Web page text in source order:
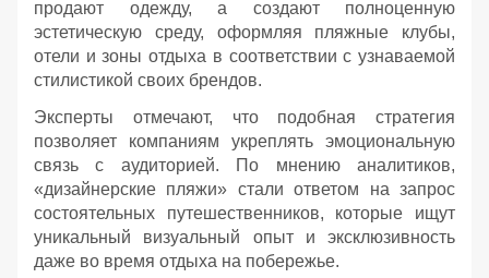
продают одежду, а создают полноценную
эстетическую среду, оформляя пляжные клубы,
отели и зоны отдыха в соответствии с узнаваемой
стилистикой своих брендов.
Эксперты отмечают, что подобная стратегия
позволяет компаниям укреплять эмоциональную
связь с аудиторией. По мнению аналитиков,
«дизайнерские пляжи» стали ответом на запрос
состоятельных путешественников, которые ищут
уникальный визуальный опыт и эксклюзивность
даже во время отдыха на побережье.